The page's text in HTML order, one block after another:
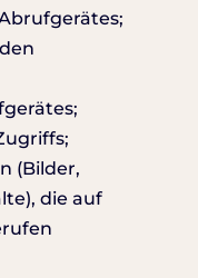
(Bilder,
die auf